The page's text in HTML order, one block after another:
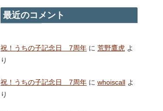
最近のコメント
祝！うちの子記念日 7周年 に 荒野鷹虎 よ
り
祝！うちの子記念日 7周年 に whoiscall よ
り